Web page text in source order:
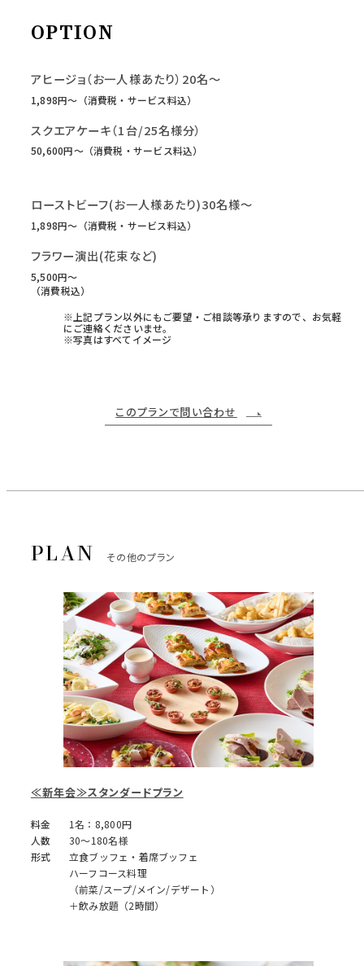
OPTION
アヒージョ（お一人様あたり）20名～
1,898円〜（消費税・サービス料込）
スクエアケーキ（1台/25名様分）
50,600円〜（消費税・サービス料込）
ローストビーフ(お一人様あたり)30名様～
1,898円〜（消費税・サービス料込）
フラワー演出(花束など)
5,500円〜
（消費税込）
※上記プラン以外にもご要望・ご相談等承りますので、お気軽
にご連絡くださいませ。
※写真はすべてイメージ
このプランで問い合わせ
その他のプラン
≪新年会≫スタンダードプラン
料金
1名：8,800円
人数
30～180名様
形式
立食ブッフェ・着席ブッフェ
ハーフコース料理
（前菜/スープ/メイン/デザート）
＋飲み放題（2時間）